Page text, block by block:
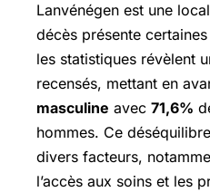
Lanvénégen est une
décès présente
les statistiques révèlent
recensés, mettant en
masculine avec 71,6%
hommes. Ce
divers facteurs,
l’accès aux soins et les